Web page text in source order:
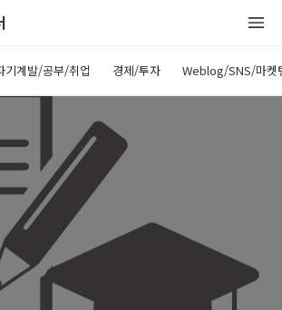
기계발/공부/취업 경제/투자 Weblog/SNS/마켓